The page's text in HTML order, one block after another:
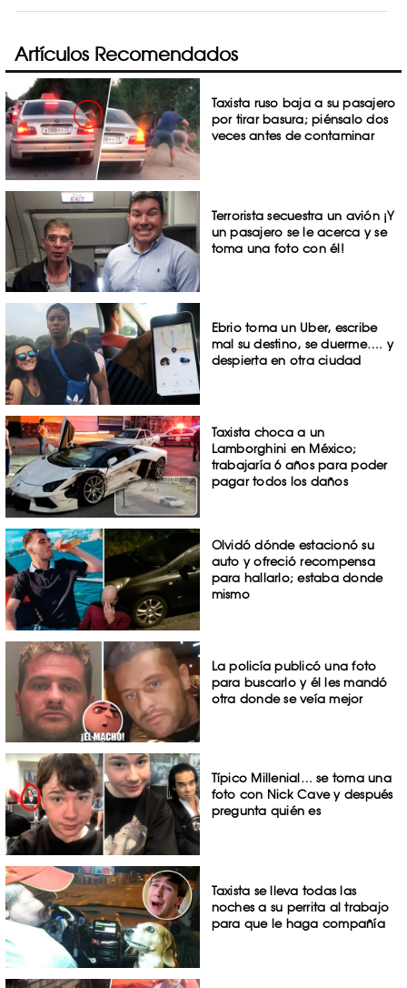
Artículos Recomendados
Taxista ruso baja a su pasajero
por tirar basura; piénsalo dos
veces antes de contaminar
Terrorista secuestra un avión ¡Y
un pasajero se le acerca y se
toma una foto con él!
Ebrio toma un Uber, escribe
mal su destino, se duerme…. y
despierta en otra ciudad
Taxista choca a un
Lamborghini en México;
trabajaría 6 años para poder
pagar todos los daños
Olvidó dónde estacionó su
auto y ofreció recompensa
para hallarlo; estaba donde
mismo
La policía publicó una foto
para buscarlo y él les mandó
otra donde se veía mejor
Típico Millenial… se toma una
foto con Nick Cave y después
pregunta quién es
Taxista se lleva todas las
noches a su perrita al trabajo
para que le haga compañía